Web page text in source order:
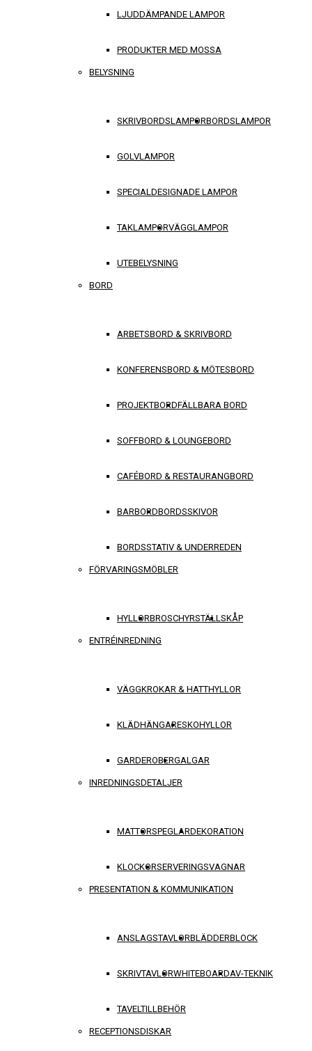
LJUDDÄMPANDE LAMPOR
PRODUKTER MED MOSSA
BELYSNING
SKRIVBORDSLAMPORBORDSLAMPOR
GOLVLAMPOR
SPECIALDESIGNADE LAMPOR
TAKLAMPORVÄGGLAMPOR
UTEBELYSNING
BORD
ARBETSBORD & SKRIVBORD
KONFERENSBORD & MÖTESBORD
PROJEKTBORDFÄLLBARA BORD
SOFFBORD & LOUNGEBORD
CAFÉBORD & RESTAURANGBORD
BARBORDBORDSSKIVOR
BORDSSTATIV & UNDERREDEN
FÖRVARINGSMÖBLER
HYLLORBROSCHYRSTÄLLSKÅP
ENTRÉINREDNING
VÄGGKROKAR & HATTHYLLOR
KLÄDHÄNGARESKOHYLLOR
GARDEROBERGALGAR
INREDNINGSDETALJER
MATTORSPEGLARDEKORATION
KLOCKORSERVERINGSVAGNAR
PRESENTATION & KOMMUNIKATION
ANSLAGSTAVLORBLÄDDERBLOCK
SKRIVTAVLORWHITEBOARDAV-TEKNIK
TAVELTILLBEHÖR
RECEPTIONSDISKAR